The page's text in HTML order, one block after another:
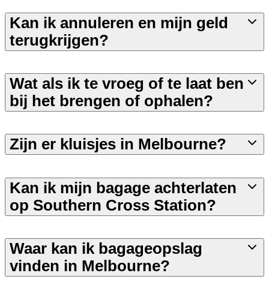
Kan ik annuleren en mijn geld
terugkrijgen?
Wat als ik te vroeg of te laat ben
bij het brengen of ophalen?
Zijn er kluisjes in Melbourne?
Kan ik mijn bagage achterlaten
op Southern Cross Station?
Waar kan ik bagageopslag
vinden in Melbourne?